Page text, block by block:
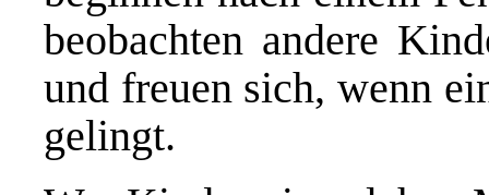
beobachten andere
und freuen sich, wenn
gelingt.